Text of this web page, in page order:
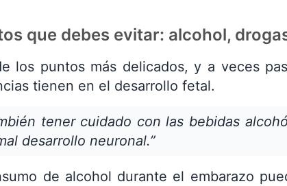
que debes evitar: alcohol,
los puntos más delicados, y a veces
tienen en el desarrollo fetal.
tener cuidado con las bebidas
desarrollo neuronal.”
de alcohol durante el embarazo